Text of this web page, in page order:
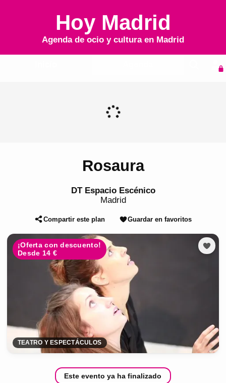
Hoy Madrid
Agenda de ocio y cultura en Madrid
Rosaura
DT Espacio Escénico
Madrid
Compartir este plan Guardar en favoritos
¡Oferta con descuento!
Desde 14 €
TEATRO Y ESPECTÁCULOS
Este evento ya ha finalizado